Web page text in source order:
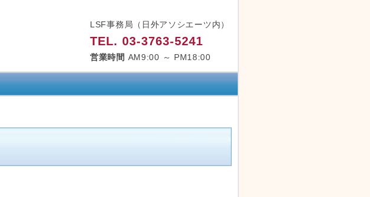
LSF事務局（日外アソシエーツ内）
TEL. 03-3763-5241
営業時間 AM9:00 ～ PM18:00